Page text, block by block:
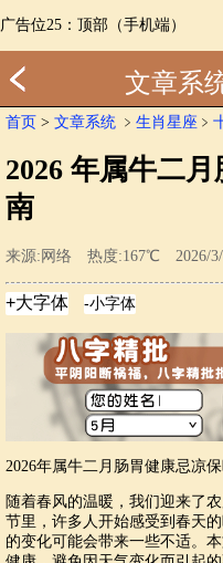
广告位25：顶部（手机端）
文章系
首页 > 文章系统 ﹥ 生肖星座 ﹥
2026 年属牛二
南
来源:网络 热度:167℃ 2026/3/
2026年属牛二月肠胃健康忌凉
随着春风的温暖，我们迎来了
节里，许多人开始感受到春天
的变化可能会带来一些不适。